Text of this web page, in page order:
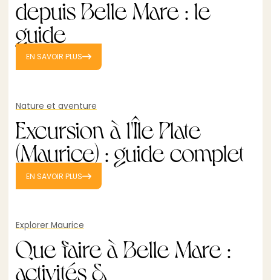
depuis Belle Mare : le
guide
EN SAVOIR PLUS
Nature et aventure
Excursion à l'Île Plate
(Maurice) : guide complet
EN SAVOIR PLUS
Explorer Maurice
Que faire à Belle Mare :
activités &